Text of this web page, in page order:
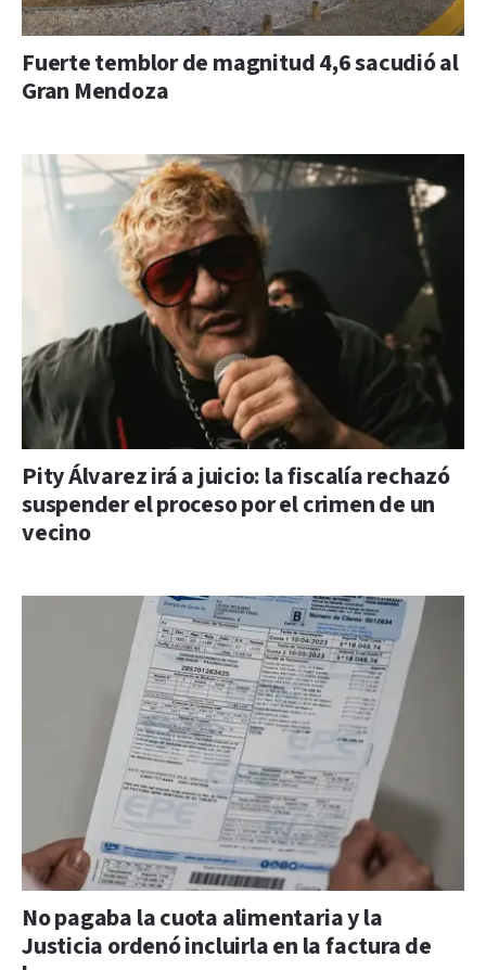
Fuerte temblor de magnitud 4,6 sacudió al
Gran Mendoza
Pity Álvarez irá a juicio: la fiscalía rechazó
suspender el proceso por el crimen de un
vecino
No pagaba la cuota alimentaria y la
Justicia ordenó incluirla en la factura de